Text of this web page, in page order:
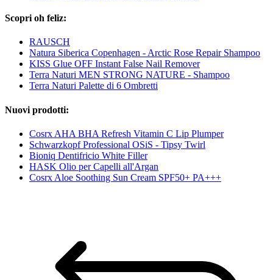
Scopri oh feliz:
RAUSCH
Natura Siberica Copenhagen - Arctic Rose Repair Shampoo
KISS Glue OFF Instant False Nail Remover
Terra Naturi MEN STRONG NATURE - Shampoo
Terra Naturi Palette di 6 Ombretti
Nuovi prodotti:
Cosrx AHA BHA Refresh Vitamin C Lip Plumper
Schwarzkopf Professional OSiS - Tipsy Twirl
Bioniq Dentifricio White Filler
HASK Olio per Capelli all'Argan
Cosrx Aloe Soothing Sun Cream SPF50+ PA+++